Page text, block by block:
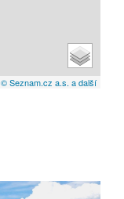
© Seznam.cz a.s. a další